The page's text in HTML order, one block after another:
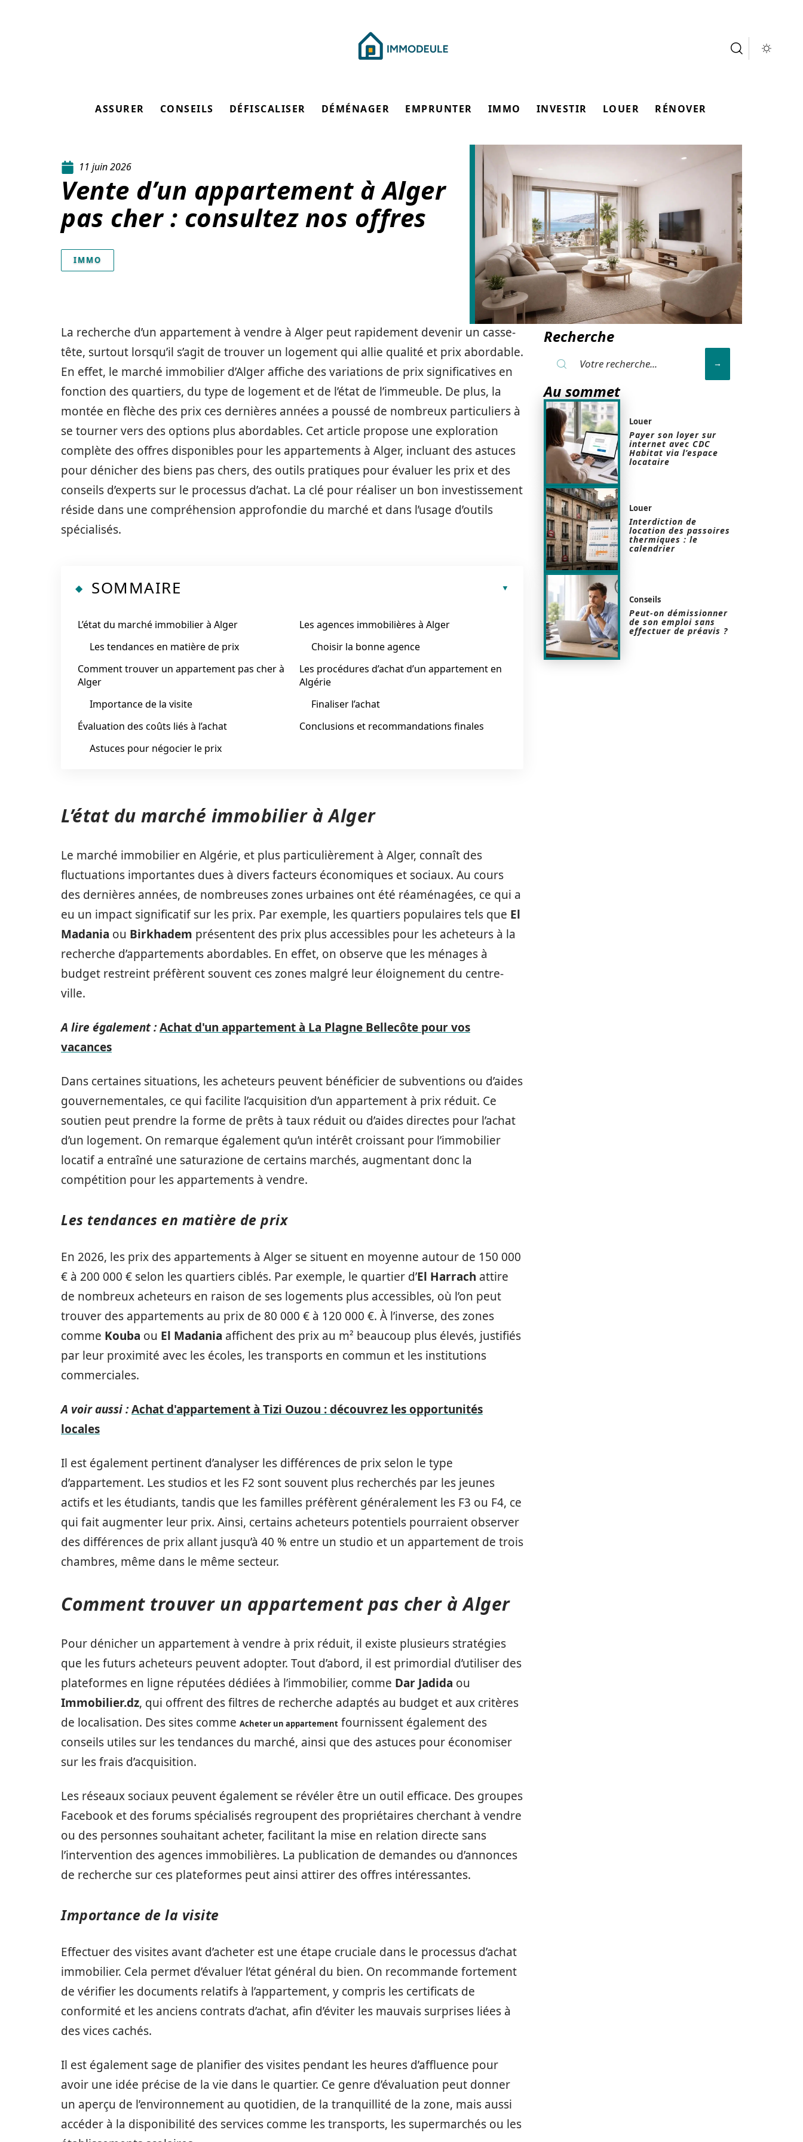
ASSURER CONSEILS DÉFISCALISER DÉMÉNAGER EMPRUNTER IMMO INVESTIR LOUER RÉNOVER
11 juin 2026
Vente d’un appartement à Alger
pas cher : consultez nos offres
IMMO
La recherche d’un appartement à vendre à Alger peut rapidement devenir un casse-
tête, surtout lorsqu’il s’agit de trouver un logement qui allie qualité et prix abordable.
En effet, le marché immobilier d’Alger affiche des variations de prix significatives en
fonction des quartiers, du type de logement et de l’état de l’immeuble. De plus, la
montée en flèche des prix ces dernières années a poussé de nombreux particuliers à
se tourner vers des options plus abordables. Cet article propose une exploration
complète des offres disponibles pour les appartements à Alger, incluant des astuces
pour dénicher des biens pas chers, des outils pratiques pour évaluer les prix et des
conseils d’experts sur le processus d’achat. La clé pour réaliser un bon investissement
réside dans une compréhension approfondie du marché et dans l’usage d’outils
spécialisés.
SOMMAIRE
L’état du marché immobilier à Alger
Les tendances en matière de prix
Comment trouver un appartement pas cher à
Alger
Importance de la visite
Évaluation des coûts liés à l’achat
Astuces pour négocier le prix
Les agences immobilières à Alger
Choisir la bonne agence
Les procédures d’achat d’un appartement en
Algérie
Finaliser l’achat
Conclusions et recommandations finales
L’état du marché immobilier à Alger
Le marché immobilier en Algérie, et plus particulièrement à Alger, connaît des
fluctuations importantes dues à divers facteurs économiques et sociaux. Au cours
des dernières années, de nombreuses zones urbaines ont été réaménagées, ce qui a
eu un impact significatif sur les prix. Par exemple, les quartiers populaires tels que El
Madania ou Birkhadem présentent des prix plus accessibles pour les acheteurs à la
recherche d’appartements abordables. En effet, on observe que les ménages à
budget restreint préfèrent souvent ces zones malgré leur éloignement du centre-
ville.
A lire également :Achat d'un appartement à La Plagne Bellecôte pour vos
vacances
Dans certaines situations, les acheteurs peuvent bénéficier de subventions ou d’aides
gouvernementales, ce qui facilite l’acquisition d’un appartement à prix réduit. Ce
soutien peut prendre la forme de prêts à taux réduit ou d’aides directes pour l’achat
d’un logement. On remarque également qu’un intérêt croissant pour l’immobilier
locatif a entraîné une saturazione de certains marchés, augmentant donc la
compétition pour les appartements à vendre.
Les tendances en matière de prix
En 2026, les prix des appartements à Alger se situent en moyenne autour de 150 000
€ à 200 000 € selon les quartiers ciblés. Par exemple, le quartier d’El Harrach attire
de nombreux acheteurs en raison de ses logements plus accessibles, où l’on peut
trouver des appartements au prix de 80 000 € à 120 000 €. À l’inverse, des zones
comme Kouba ou El Madania affichent des prix au m² beaucoup plus élevés, justifiés
par leur proximité avec les écoles, les transports en commun et les institutions
commerciales.
A voir aussi :Achat d'appartement à Tizi Ouzou : découvrez les opportunités
locales
Il est également pertinent d’analyser les différences de prix selon le type
d’appartement. Les studios et les F2 sont souvent plus recherchés par les jeunes
actifs et les étudiants, tandis que les familles préfèrent généralement les F3 ou F4, ce
qui fait augmenter leur prix. Ainsi, certains acheteurs potentiels pourraient observer
des différences de prix allant jusqu’à 40 % entre un studio et un appartement de trois
chambres, même dans le même secteur.
Comment trouver un appartement pas cher à Alger
Pour dénicher un appartement à vendre à prix réduit, il existe plusieurs stratégies
que les futurs acheteurs peuvent adopter. Tout d’abord, il est primordial d’utiliser des
plateformes en ligne réputées dédiées à l’immobilier, comme Dar Jadida ou
Immobilier.dz, qui offrent des filtres de recherche adaptés au budget et aux critères
de localisation. Des sites comme Acheter un appartement fournissent également des
conseils utiles sur les tendances du marché, ainsi que des astuces pour économiser
sur les frais d’acquisition.
Les réseaux sociaux peuvent également se révéler être un outil efficace. Des groupes
Facebook et des forums spécialisés regroupent des propriétaires cherchant à vendre
ou des personnes souhaitant acheter, facilitant la mise en relation directe sans
l’intervention des agences immobilières. La publication de demandes ou d’annonces
de recherche sur ces plateformes peut ainsi attirer des offres intéressantes.
Importance de la visite
Effectuer des visites avant d’acheter est une étape cruciale dans le processus d’achat
immobilier. Cela permet d’évaluer l’état général du bien. On recommande fortement
de vérifier les documents relatifs à l’appartement, y compris les certificats de
conformité et les anciens contrats d’achat, afin d’éviter les mauvais surprises liées à
des vices cachés.
Il est également sage de planifier des visites pendant les heures d’affluence pour
avoir une idée précise de la vie dans le quartier. Ce genre d’évaluation peut donner
un aperçu de l’environnement au quotidien, de la tranquillité de la zone, mais aussi
accéder à la disponibilité des services comme les transports, les supermarchés ou les
Recherche
Au sommet
Louer
Payer son loyer sur
internet avec CDC
Habitat via l’espace
locataire
Louer
Interdiction de
location des passoires
thermiques : le
calendrier
Conseils
Peut-on démissionner
de son emploi sans
effectuer de préavis ?